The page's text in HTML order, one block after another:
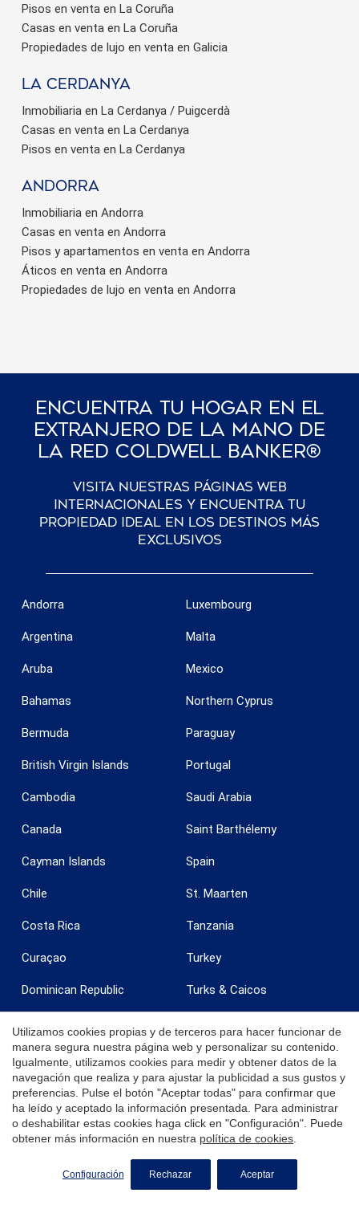
SOLICITE MÁS INFORMACIÓN
Pisos en venta en La Coruña
Casas en venta en La Coruña
Propiedades de lujo en venta en Galicia
La Cerdanya
Inmobiliaria en La Cerdanya / Puigcerdà
Casas en venta en La Cerdanya
Pisos en venta en La Cerdanya
Andorra
Inmobiliaria en Andorra
Casas en venta en Andorra
Pisos y apartamentos en venta en Andorra
Áticos en venta en Andorra
Propiedades de lujo en venta en Andorra
Encuentra Tu Hogar En El
Extranjero De La Mano De
La Red Coldwell Banker®
Visita nuestras páginas web
internacionales y encuentra tu
propiedad ideal en los destinos más
exclusivos
Andorra
Argentina
Aruba
Bahamas
Bermuda
British Virgin Islands
Cambodia
Canada
Cayman Islands
Chile
Costa Rica
Curaçao
Dominican Republic
France
Grenada
India
Luxembourg
Malta
Mexico
Northern Cyprus
Paraguay
Portugal
Saudi Arabia
Saint Barthélemy
Spain
St. Maarten
Tanzania
Turkey
Turks & Caicos
United Kingdom
United States
Uruguay
U.S. Virgin Islands - St.
Utilizamos cookies propias y de terceros para hacer funcionar de
manera segura nuestra página web y personalizar su contenido.
Igualmente, utilizamos cookies para medir y obtener datos de la
navegación que realiza y para ajustar la publicidad a sus gustos y
preferencias. Pulse el botón "Aceptar todas" para confirmar que
ha leído y aceptado la información presentada. Para administrar
o deshabilitar estas cookies haga click en "Configuración". Puede
obtener más información en nuestra política de cookies
Configuración Rechazar Aceptar